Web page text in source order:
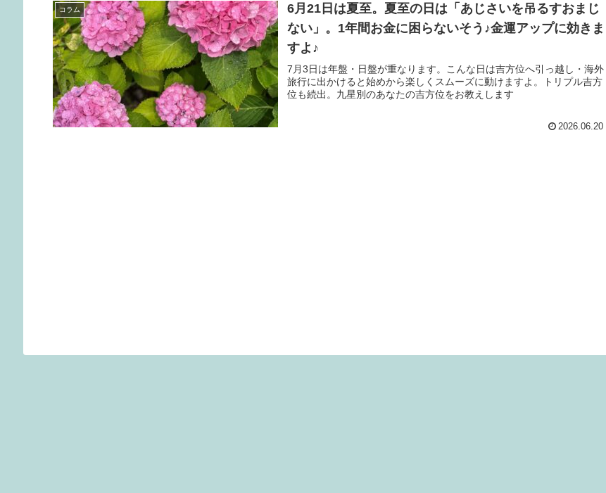
コラム
6月21日は夏至。夏至の日は「あじさいを吊るすおまじ
ない」。1年間お金に困らないそう♪金運アップに効きま
すよ♪
7月3日は年盤・日盤が重なります。こんな日は吉方位へ引っ越し・海外
旅行に出かけると始めから楽しくスムーズに動けますよ。トリプル吉方
位も続出。九星別のあなたの吉方位をお教えします
2026.06.20